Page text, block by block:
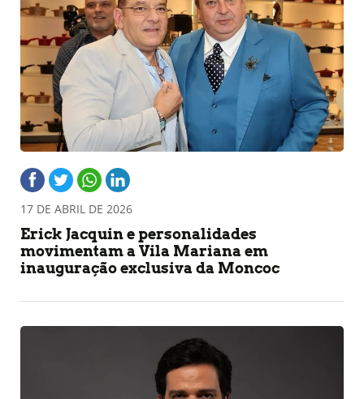
17 DE ABRIL DE 2026
Erick Jacquin e personalidades
movimentam a Vila Mariana em
inauguração exclusiva da Moncoc